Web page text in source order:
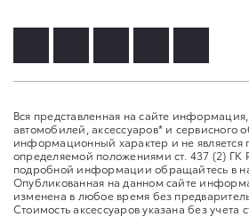
Вся представленная на сайте
автомобилей, аксессуаров* и сервисного
информационный характер и не является
определяемой положениями ст. 437 (2) ГК
подробной информации обращайтесь в
Опубликованная на данном сайте
изменена в любое время без
Стоимость аксессуаров указана без учета